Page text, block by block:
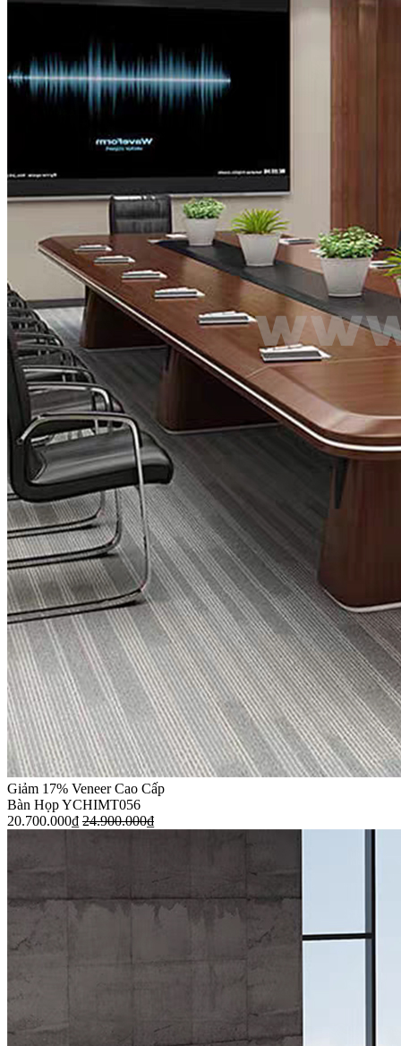
Giảm 17% Veneer Cao Cấp
Bàn Họp YCHIMT056
20.700.000₫ 24.900.000₫